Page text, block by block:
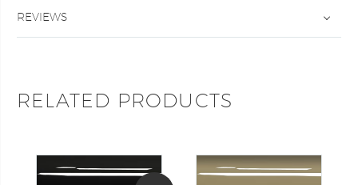
REVIEWS
RELATED PRODUCTS